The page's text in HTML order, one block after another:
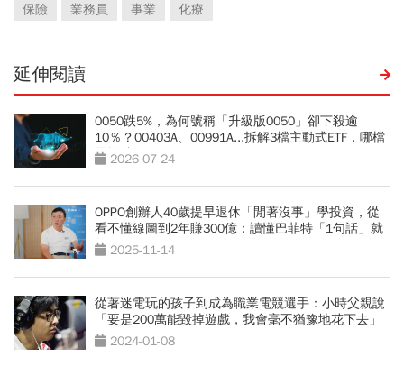
保險
業務員 事業 化療
延伸閱讀
0050跌5%，為何號稱「升級版0050」卻下殺逾
10％？00403A、00991A...拆解3檔主動式ETF，哪檔
最抗跌？
2026-07-24
OPPO創辦人40歲提早退休「閒著沒事」學投資，從
看不懂線圖到2年賺300億：讀懂巴菲特「1句話」就
夠了2025-11-14
從著迷電玩的孩子到成為職業電競選手：小時父親說
「要是200萬能毀掉遊戲，我會毫不猶豫地花下去」
2024-01-08